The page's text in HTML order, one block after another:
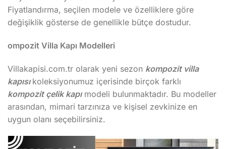
Fiyatlandırma, seçilen modele ve özelliklere göre
değişiklik gösterse de genellikle bütçe dostudur.
ompozit Villa Kapı Modelleri
Villakapisi.com.tr olarak yeni sezon kompozit villa
kapısı koleksiyonumuz içerisinde birçok farklı
kompozit çelik kapımodeli bulunmaktadır. Bu modeller
arasından, mimari tarzınıza ve kişisel zevkinize en
uygun olanı seçebilirsiniz.